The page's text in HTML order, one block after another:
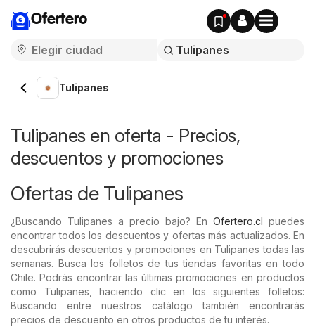
Ofertero
Tulipanes
Tulipanes en oferta - Precios,
descuentos y promociones
Ofertas de Tulipanes
¿Buscando Tulipanes a precio bajo? En Ofertero.cl puedes
encontrar todos los descuentos y ofertas más actualizados. En
descubrirás descuentos y promociones en Tulipanes todas las
semanas. Busca los folletos de tus tiendas favoritas en todo
Chile. Podrás encontrar las últimas promociones en productos
como Tulipanes, haciendo clic en los siguientes folletos:
Buscando entre nuestros catálogo también encontrarás
precios de descuento en otros productos de tu interés.